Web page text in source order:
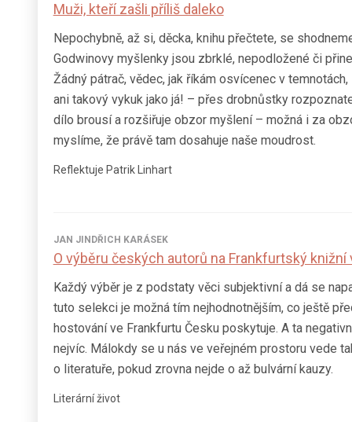
Muži, kteří zašli příliš daleko
Nepochybně, až si, děcka, knihu přečtete, se
Godwinovy myšlenky jsou zbrklé, nepodložené či
Žádný pátrač, vědec, jak říkám osvícenec v
ani takový vykuk jako já! – přes drobnůstky
dílo brousí a rozšiřuje obzor myšlení – možná i za
myslíme, že právě tam dosahuje naše moudrost.
Reflektuje Patrik Linhart
JAN JINDŘICH KARÁSEK
O výběru českých autorů na Frankfurtský knižní
Každý výběr je z podstaty věci subjektivní a dá se
tuto selekci je možná tím nejhodnotnějším, co ještě
hostování ve Frankfurtu Česku poskytuje. A ta
nejvíc. Málokdy se u nás ve veřejném prostoru vede
o literatuře, pokud zrovna nejde o až bulvární kauzy.
Literární život